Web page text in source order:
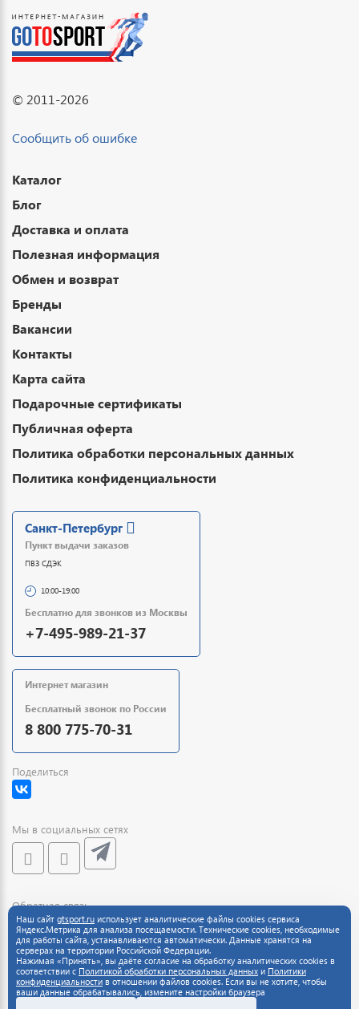
© 2011-2026
Сообщить об ошибке
Каталог
Блог
Доставка и оплата
Полезная информация
Обмен и возврат
Бренды
Вакансии
Контакты
Карта сайта
Подарочные сертификаты
Публичная оферта
Политика обработки персональных данных
Политика конфиденциальности
Санкт-Петербург
Пункт выдачи заказов
ПВЗ СДЭК
10:00-19:00
Бесплатно для звонков из Москвы
+7-495-989-21-37
Интернет магазин
Бесплатный звонок по России
8 800 775-70-31
Поделиться
Мы в социальных сетях
Обратная связь
Наш сайт gtsport.ru использует аналитические файлы cookies сервиса
Яндекс.Метрика для анализа посещаемости. Технические cookies, необходимые
для работы сайта, устанавливаются автоматически. Данные хранятся на
серверах на территории Российской Федерации.
Нажимая «Принять», вы даёте согласие на обработку аналитических cookies в
соответствии с Политикой обработки персональных данных и Политики
конфиденциальности в отношении файлов cookies. Если вы не хотите, чтобы
ваши данные обрабатывались, измените настройки браузера